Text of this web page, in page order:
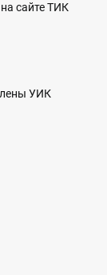
сайте ТИК
УИК